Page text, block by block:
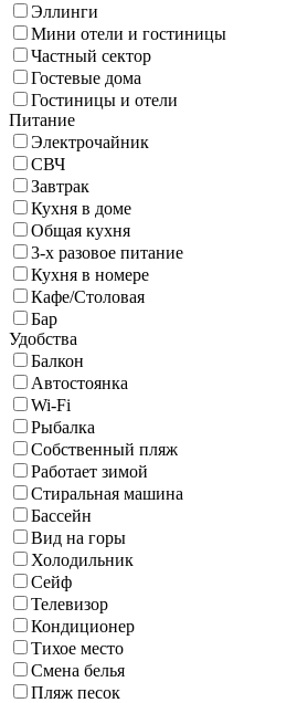
Эллинги
Мини отели и гостиницы
Частный сектор
Гостевые дома
Гостиницы и отели
Питание
Электрочайник
СВЧ
Завтрак
Кухня в доме
Общая кухня
3-х разовое питание
Кухня в номере
Кафе/Столовая
Бар
Удобства
Балкон
Автостоянка
Wi-Fi
Рыбалка
Собственный пляж
Работает зимой
Стиральная машина
Бассейн
Вид на горы
Холодильник
Сейф
Телевизор
Кондиционер
Тихое место
Смена белья
Пляж песок